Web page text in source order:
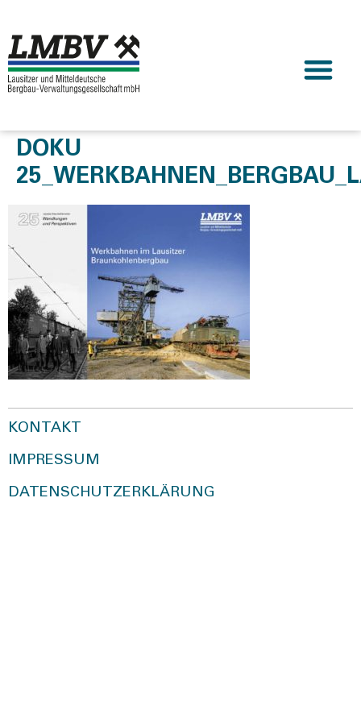
DOKU
KONTAKT
IMPRESSUM
DATENSCHUTZERKLÄRUNG